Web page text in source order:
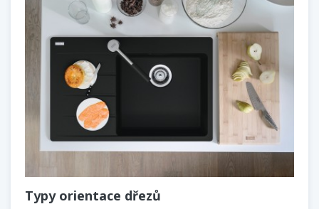
Typy orientace dřezů